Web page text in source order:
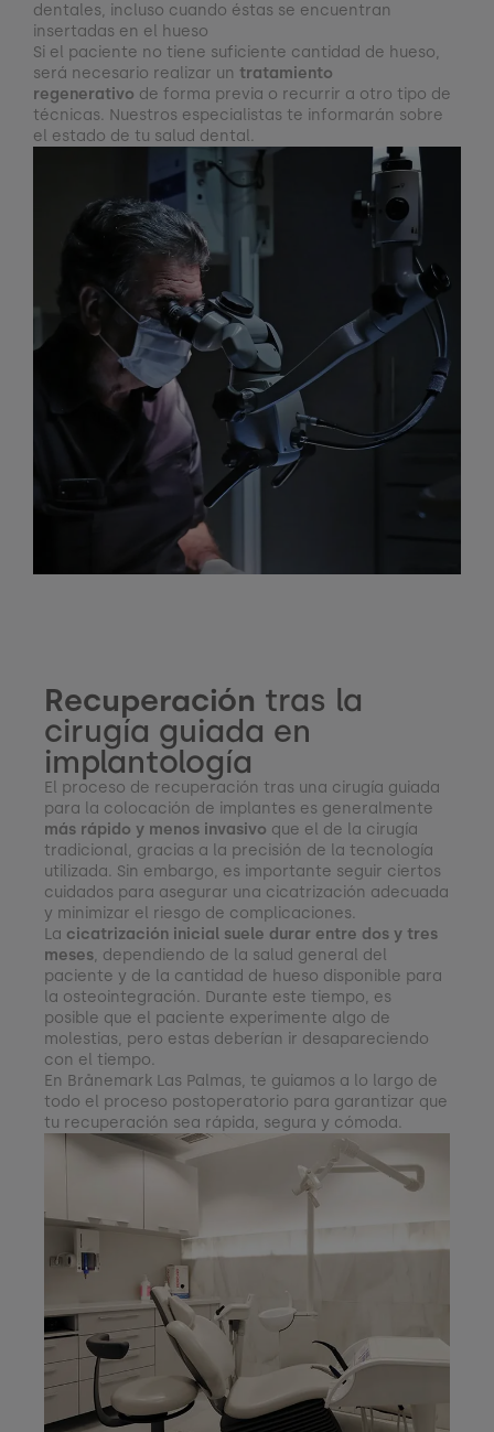
dentales, incluso cuando éstas se encuentran
insertadas en el hueso
Si el paciente no tiene suficiente cantidad de hueso,
será necesario realizar un tratamiento
regenerativo de forma previa o recurrir a otro tipo de
técnicas. Nuestros especialistas te informarán sobre
el estado de tu salud dental.
Recuperación tras la
cirugía guiada en
implantología
El proceso de recuperación tras una cirugía guiada
para la colocación de implantes es generalmente
más rápido y menos invasivo que el de la cirugía
tradicional, gracias a la precisión de la tecnología
utilizada. Sin embargo, es importante seguir ciertos
cuidados para asegurar una cicatrización adecuada
y minimizar el riesgo de complicaciones.
La cicatrización inicial suele durar entre dos y tres
meses, dependiendo de la salud general del
paciente y de la cantidad de hueso disponible para
la osteointegración. Durante este tiempo, es
posible que el paciente experimente algo de
molestias, pero estas deberían ir desapareciendo
con el tiempo.
En Brånemark Las Palmas, te guiamos a lo largo de
todo el proceso postoperatorio para garantizar que
tu recuperación sea rápida, segura y cómoda.